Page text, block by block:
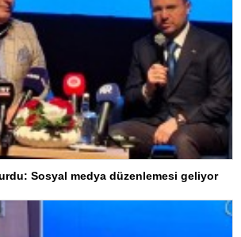
Sosyal medya düzenlemesi geliyor